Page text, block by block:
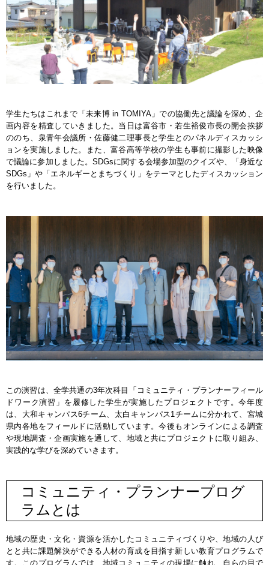
学生たちはこれまで「未来博 in TOMIYA」での協働先と議論を深め、企
画内容を精査していきました。当日は富谷市・若生裕俊市長の開会挨拶
ののち、泉青年会議所・佐藤健二理事長と学生とのパネルディスカッシ
ョンを実施しました。また、富谷高等学校の学生も事前に撮影した映像
で議論に参加しました。SDGsに関する会場参加型のクイズや、「身近な
SDGs」や「エネルギーとまちづくり」をテーマとしたディスカッション
を行いました。
この演習は、全学共通の3年次科目「コミュニティ・プランナーフィール
ドワーク演習」を履修した学生が実施したプロジェクトです。今年度
は、大和キャンパス6チーム、太白キャンパス1チームに分かれて、宮城
県内各地をフィールドに活動しています。今後もオンラインによる調査
や現地調査・企画実施を通して、地域と共にプロジェクトに取り組み、
実践的な学びを深めていきます。
コミュニティ・プランナープログ
ラムとは
地域の歴史・文化・資源を活かしたコミュニティづくりや、地域の人び
とと共に課題解決ができる人材の育成を目指す新しい教育プログラムで
す。このプログラムでは、地域コミュニティの現場に触れ、自らの目で